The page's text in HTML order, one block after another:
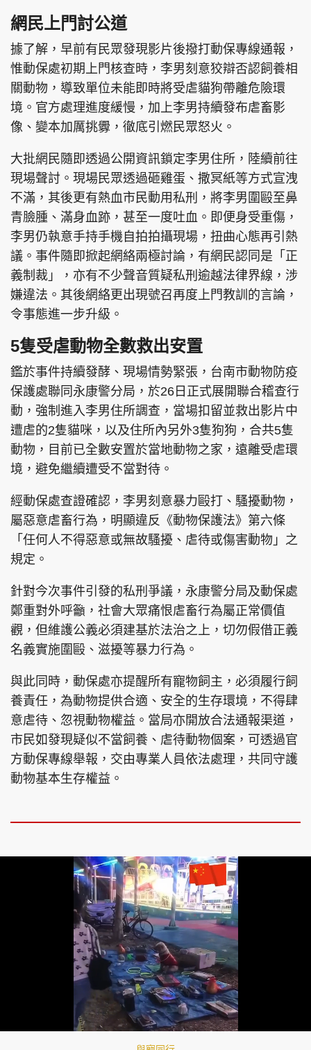
網民上門討公道
據了解，早前有民眾發現影片後撥打動保專線通報，
惟動保處初期上門核查時，李男刻意狡辯否認飼養相
關動物，導致單位未能即時將受虐貓狗帶離危險環
境。官方處理進度緩慢，加上李男持續發布虐畜影
像、變本加厲挑釁，徹底引燃民眾怒火。
大批網民隨即透過公開資訊鎖定李男住所，陸續前往
現場聲討。現場民眾透過砸雞蛋、撒冥紙等方式宣洩
不滿，其後更有熱血市民動用私刑，將李男圍毆至鼻
青臉腫、滿身血跡，甚至一度吐血。即便身受重傷，
李男仍執意手持手機自拍拍攝現場，扭曲心態再引熱
議。事件隨即掀起網絡兩極討論，有網民認同是「正
義制裁」，亦有不少聲音質疑私刑逾越法律界線，涉
嫌違法。其後網絡更出現號召再度上門教訓的言論，
令事態進一步升級。
5隻受虐動物全數救出安置
鑑於事件持續發酵、現場情勢緊張，台南市動物防疫
保護處聯同永康警分局，於26日正式展開聯合稽查行
動，強制進入李男住所調查，當場扣留並救出影片中
遭虐的2隻貓咪，以及住所內另外3隻狗狗，合共5隻
動物，目前已全數安置於當地動物之家，遠離受虐環
境，避免繼續遭受不當對待。
經動保處查證確認，李男刻意暴力毆打、騷擾動物，
屬惡意虐畜行為，明顯違反《動物保護法》第六條
「任何人不得惡意或無故騷擾、虐待或傷害動物」之
規定。
針對今次事件引發的私刑爭議，永康警分局及動保處
鄭重對外呼籲，社會大眾痛恨虐畜行為屬正常價值
觀，但維護公義必須建基於法治之上，切勿假借正義
名義實施圍毆、滋擾等暴力行為。
與此同時，動保處亦提醒所有寵物飼主，必須履行飼
養責任，為動物提供合適、安全的生存環境，不得肆
意虐待、忽視動物權益。當局亦開放合法通報渠道，
市民如發現疑似不當飼養、虐待動物個案，可透過官
方動保專線舉報，交由專業人員依法處理，共同守護
動物基本生存權益。
Loaded
:
100.00%